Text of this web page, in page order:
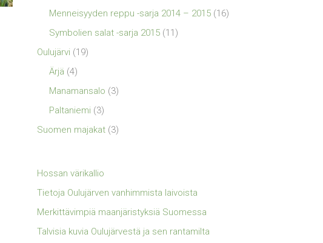
Menneisyyden reppu -sarja 2014 – 2015 (16)
Symbolien salat -sarja 2015 (11)
Oulujärvi (19)
Ärjä (4)
Manamansalo (3)
Paltaniemi (3)
Suomen majakat (3)
Hossan värikallio
Tietoja Oulujärven vanhimmista laivoista
Merkittävimpiä maanjäristyksiä Suomessa
Talvisia kuvia Oulujärvestä ja sen rantamilta